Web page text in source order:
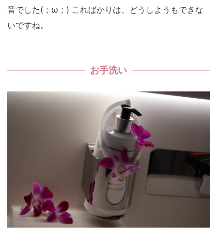
音でした(；ω；) こればかりは、どうしようもできな
いですね。
お手洗い